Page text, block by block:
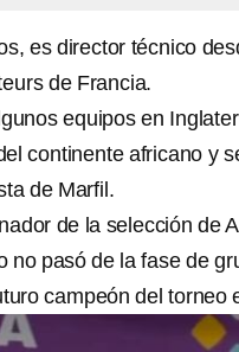
es director técnico
de Francia.
equipos en
continente africano y
de Marfil.
de la selección de
no pasó de la fase de
campeón del torneo